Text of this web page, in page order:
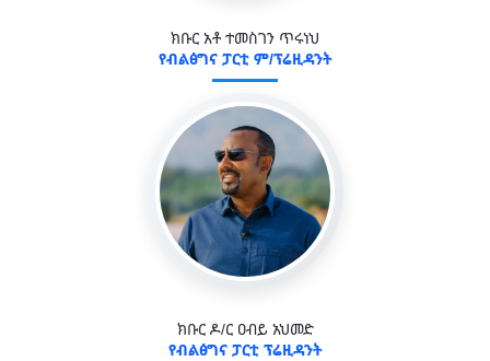
ክቡር አቶ ተመስገን ጥሩነህ
የብልፅግና ፓርቲ ም/ፕሬዚዳንት
ክቡር ዶ/ር ዐብይ አህመድ
የብልፅግና ፓርቲ ፕሬዚዳንት